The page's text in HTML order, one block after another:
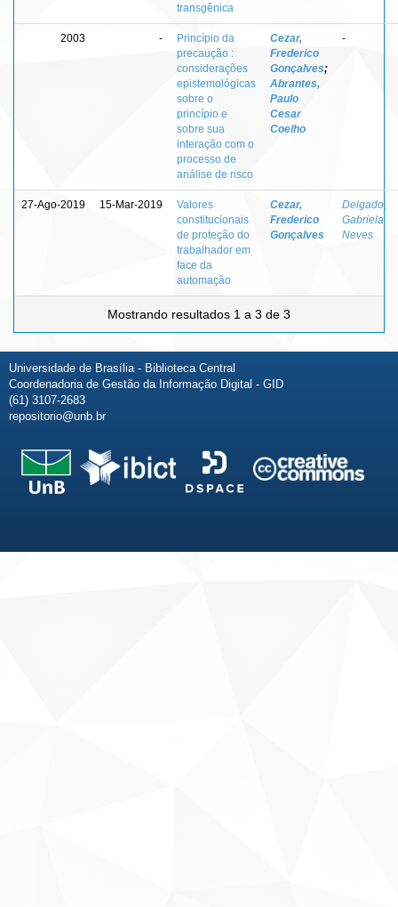
transgênica
2003 -
Princípio da
precaução :
considerações
epistemológicas
sobre o
princípio e
sobre sua
interação com o
processo de
análise de risco
Cezar,
Frederico
Gonçalves;
Abrantes,
Paulo
Cesar
Coelho
-
27-Ago-2019 15-Mar-2019
Valores
constitucionais
de proteção do
trabalhador em
face da
automação
Cezar,
Frederico
Gonçalves
Delgado,
Gabriela
Neves
Mostrando resultados 1 a 3 de 3
Universidade de Brasília - Biblioteca Central
Coordenadoria de Gestão da Informação Digital - GID
(61) 3107-2683
repositorio@unb.br